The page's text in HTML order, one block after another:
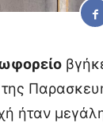
ήταν